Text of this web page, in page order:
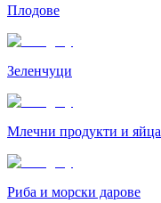
Плодове
Зеленчуци
Млечни продукти и яйца
Риба и морски дарове